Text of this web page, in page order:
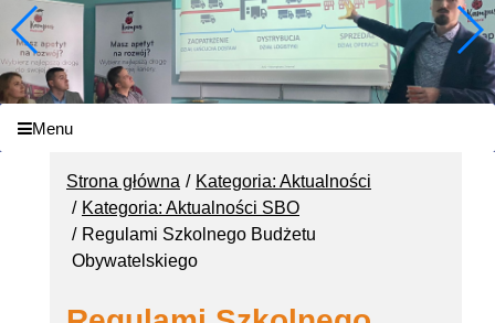
Menu
Strona główna
Kategoria: Aktualności
Kategoria: Aktualności SBO
Regulami Szkolnego Budżetu
Obywatelskiego